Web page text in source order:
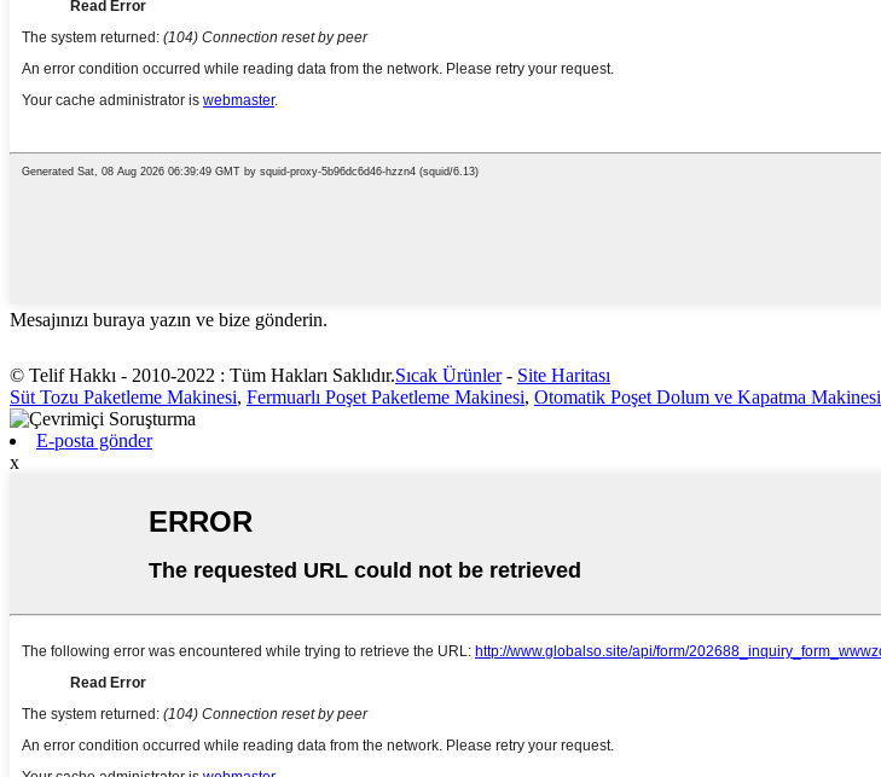
Mesajınızı buraya yazın ve bize gönderin.
© Telif Hakkı - 2010-2022 : Tüm Hakları Saklıdır.Sıcak Ürünler- Site Haritası
Süt Tozu Paketleme Makinesi, Fermuarlı Poşet Paketleme Makinesi, Otomatik Poşet Dolum ve Kapatma Makinesi
E-posta gönder
x